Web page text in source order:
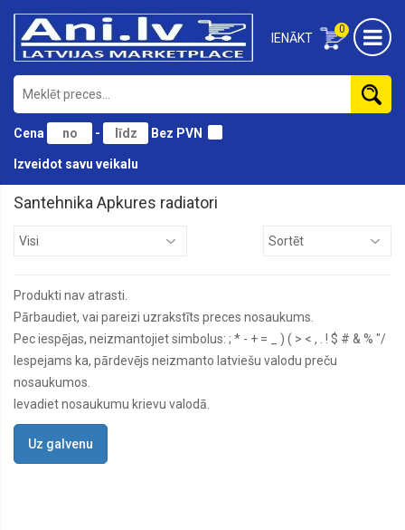
0
IENĀKT
Cena - Bez PVN
Izveidot savu veikalu
cirkulācijas
kabīnes
Izlietnes
Krāni,
Majsītāji
Vannas
Santehnika Apkures radiatori
Produkti nav atrasti.
Pārbaudiet, vai pareizi uzrakstīts preces nosaukums.
Pec iespējas, neizmantojiet simbolus: ; * - + = _ ) ( > < , . ! $ # & % "/
Iespejams ka, pārdevējs neizmanto latviešu valodu preču
nosaukumos.
Ievadiet nosaukumu krievu valodā.
Uz galvenu